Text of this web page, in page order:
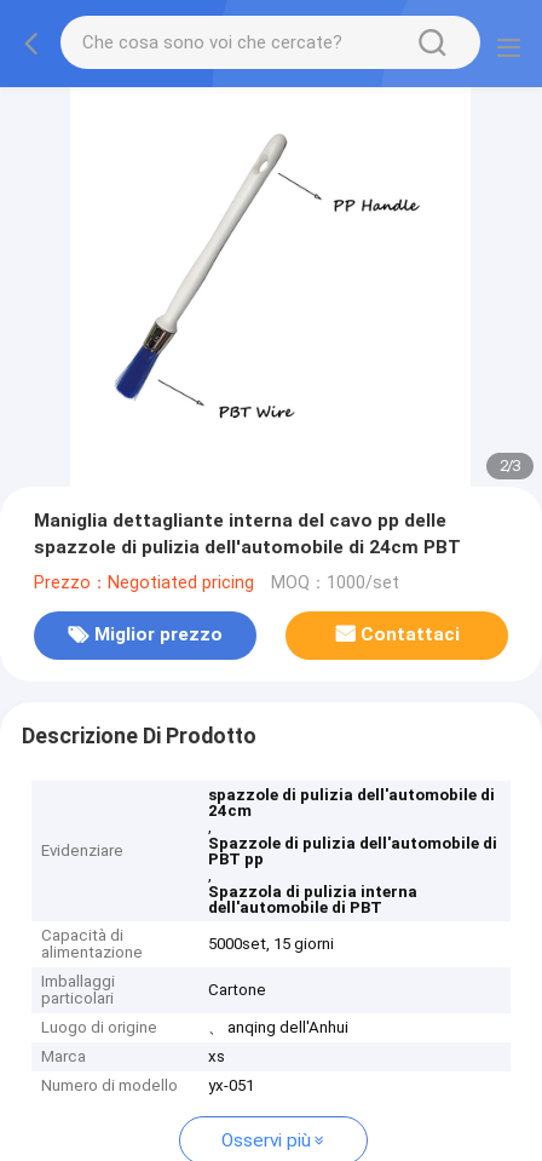
2/3
Maniglia dettagliante interna del cavo pp delle
spazzole di pulizia dell'automobile di 24cm PBT
Prezzo：Negotiated pricing MOQ：1000/set
Miglior prezzo Contattaci
Descrizione Di Prodotto
Evidenziare
spazzole di pulizia dell'automobile di
24cm
,
Spazzole di pulizia dell'automobile di
PBT pp
,
Spazzola di pulizia interna
dell'automobile di PBT
Capacità di
alimentazione
5000set, 15 giorni
Imballaggi
particolari
Cartone
Luogo di origine
、 anqing dell'Anhui
Marca
xs
Numero di modello
yx-051
Osservi più